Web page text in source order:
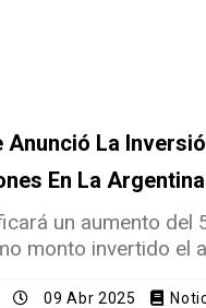
La
En La Argentina
un aumento del
monto invertido el
09 Abr 2025